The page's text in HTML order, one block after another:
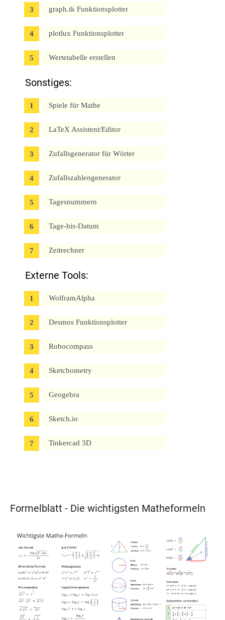
graph.tk Funktionsplotter
plotlux Funktionsplotter
Wertetabelle erstellen
Sonstiges:
Spiele für Mathe
LaTeX Assistent/Editor
Zufallsgenerator für Wörter
Zufallszahlengenerator
Tagesnummern
Tage-bis-Datum
Zeitrechner
Externe Tools:
WolframAlpha
Desmos Funktionsplotter
Robocompass
Sketchometry
Geogebra
Sketch.io
Tinkercad 3D
Formelblatt - Die wichtigsten Matheformeln